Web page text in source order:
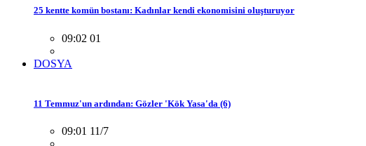
25 kentte komün bostanı: Kadınlar kendi ekonomisini oluşturuyor
09:02 01
DOSYA
11 Temmuz'un ardından: Gözler 'Kök Yasa'da (6)
09:01 11/7